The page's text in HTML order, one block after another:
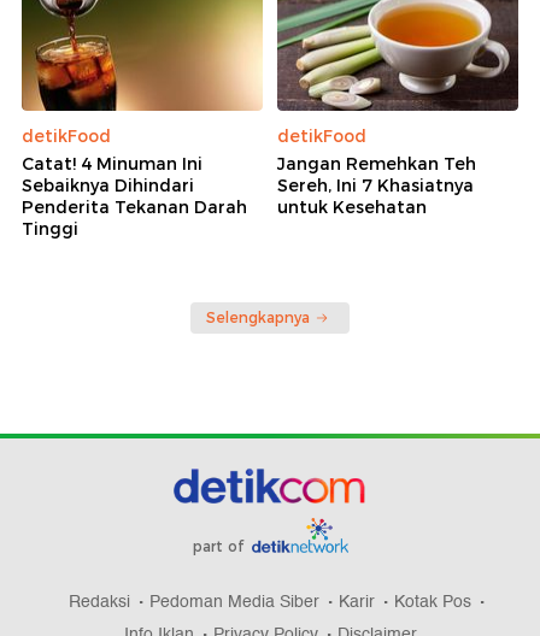
detikFood
Catat! 4 Minuman Ini
Sebaiknya Dihindari
Penderita Tekanan Darah
Tinggi
detikFood
Jangan Remehkan Teh
Sereh, Ini 7 Khasiatnya
untuk Kesehatan
Selengkapnya
part of
Redaksi Pedoman Media Siber Karir
Kotak Pos